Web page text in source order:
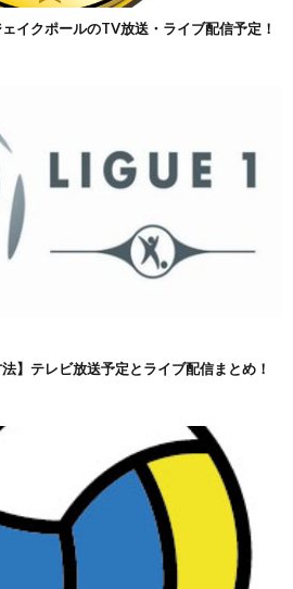
イクポールのTV放送・ライブ配信予定！
】テレビ放送予定とライブ配信まとめ！